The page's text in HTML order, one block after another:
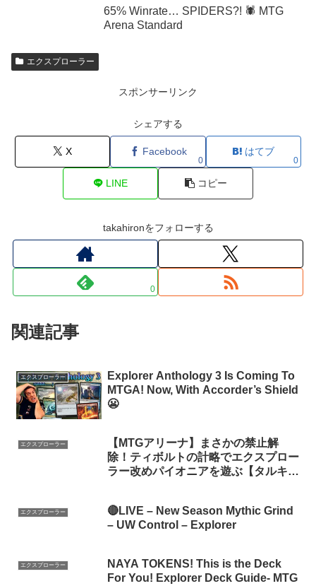
65% Winrate… SPIDERS?! 🕷️ MTG
Arena Standard
エクスプローラー
スポンサーリンク
シェアする
X Facebook
0
はてブ
0
LINE コピー
takahironをフォローする
0
関連記事
エクスプローラー
Explorer Anthology 3 Is Coming To
MTGA! Now, With Accorder’s Shield
😬
エクスプローラー
【MTGアリーナ】まさかの禁止解
除！ティボルトの計略でエクスプロー
ラー改めパイオニアを遊ぶ【タルキー
エクスプローラー
🔴LIVE – New Season Mythic Grind
– UW Control – Explorer
エクスプローラー
NAYA TOKENS! This is the Deck
For You! Explorer Deck Guide- MTG